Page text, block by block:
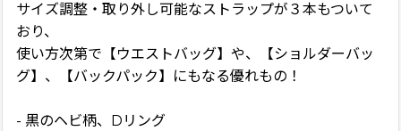
サイズ調整・取り外し可能なストラップが３本もついて
おり、
使い方次第で【ウエストバッグ】や、【ショルダーバッ
グ】、【バックパック】にもなる優れもの！
- 黒のヘビ柄、Dリング